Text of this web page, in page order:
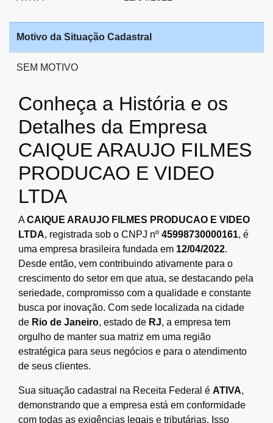
Motivo da Situação Cadastral
SEM MOTIVO
Conheça a História e os
Detalhes da Empresa
CAIQUE ARAUJO FILMES
PRODUCAO E VIDEO
LTDA
ACAIQUE ARAUJO FILMES PRODUCAO E VIDEO
LTDA, registrada sob o CNPJ nº 45998730000161, é
uma empresa brasileira fundada em 12/04/2022.
Desde então, vem contribuindo ativamente para o
crescimento do setor em que atua, se destacando pela
seriedade, compromisso com a qualidade e constante
busca por inovação. Com sede localizada na cidade
de Rio de Janeiro, estado de RJ, a empresa tem
orgulho de manter sua matriz em uma região
estratégica para seus negócios e para o atendimento
de seus clientes.
Sua situação cadastral na Receita Federal é ATIVA,
demonstrando que a empresa está em conformidade
com todas as exigências legais e tributárias. Isso